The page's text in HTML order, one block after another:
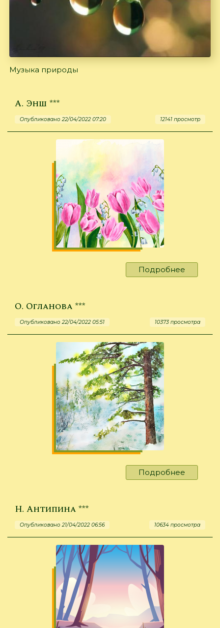
Музыка природы
А. Энш ***
Опубликовано 22/04/2022 07:20 12141 просмотр
Подробнее
А.
О. Огланова ***
Опубликовано 22/04/2022 05:51 10373 просмотра
Подробнее
О.
Н. Антипина ***
Опубликовано 21/04/2022 06:56 10634 просмотра